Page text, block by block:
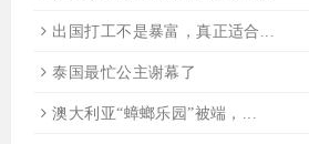
出国打工不是暴富，真正适合...
泰国最忙公主谢幕了
澳大利亚“蟑螂乐园”被端，...